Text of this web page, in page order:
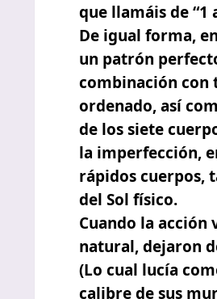
que llamáis de “1
De igual forma,
un patrón
combinación con
ordenado, así
de los siete
la imperfección,
rápidos cuerpos,
del Sol físico.
Cuando la
natural, dejaron
(Lo cual lucía
calibre de sus